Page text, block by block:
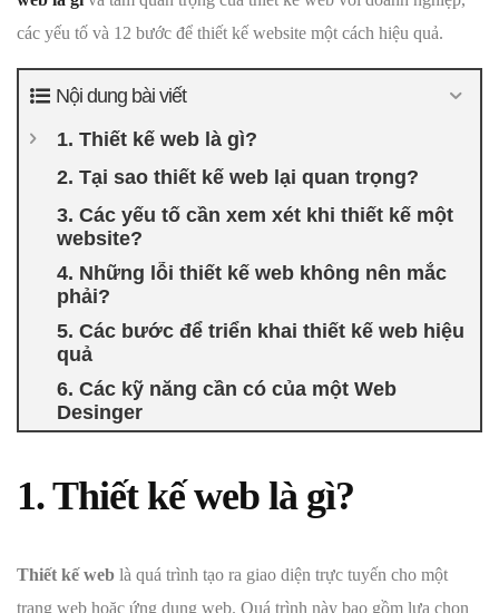
các yếu tố và 12 bước để thiết kế website một cách hiệu quả.
Nội dung bài viết
1. Thiết kế web là gì?
2. Tại sao thiết kế web lại quan trọng?
3. Các yếu tố cần xem xét khi thiết kế một
website?
4. Những lỗi thiết kế web không nên mắc
phải?
5. Các bước để triển khai thiết kế web hiệu
quả
6. Các kỹ năng cần có của một Web
Desinger
1. Thiết kế web là gì?
Thiết kế web là quá trình tạo ra giao diện trực tuyến cho một
trang web hoặc ứng dụng web. Quá trình này bao gồm lựa chọn